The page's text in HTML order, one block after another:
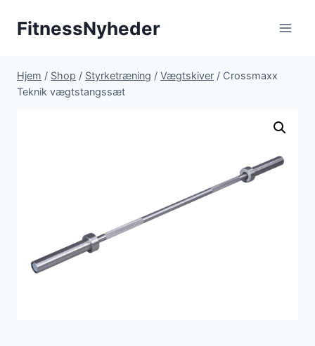
FitnessNyheder
Hjem / Shop / Styrketræning / Vægtskiver / Crossmaxx
Teknik vægtstangssæt